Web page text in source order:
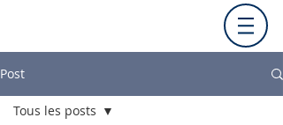
Post
Tous les posts